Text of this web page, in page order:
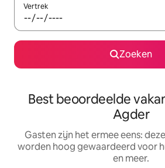
Vertrek
Zoeken
Best beoordeelde
Agder
Gasten zijn het ermee eens:
worden hoog gewaardeerd voor
en meer.